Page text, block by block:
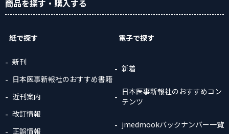
商品を探す ・購入する
紙で探す
新刊
日本医事新報社のおすすめ書籍
近刊案内
改訂情報
正誤情報
電子で探す
新着
日本医事新報社のおすすめコン
テンツ
jmedmookバックナンバー一覧